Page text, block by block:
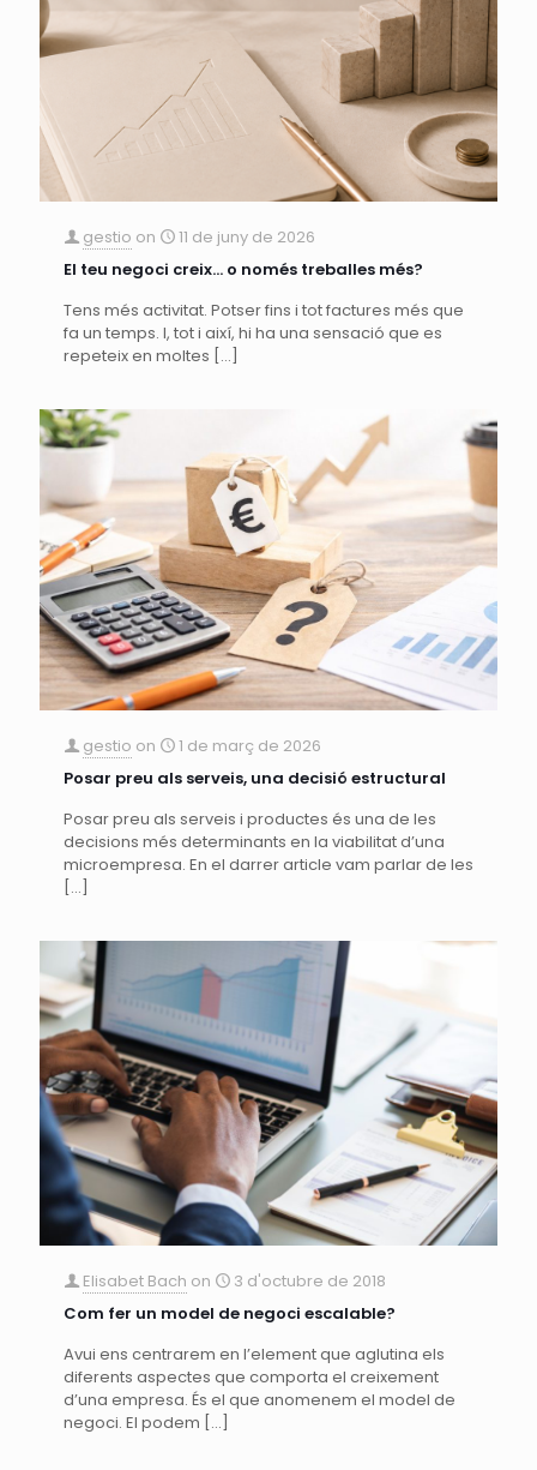
gestio on
11 de juny de 2026
El teu negoci creix… o només treballes més?
Tens més activitat. Potser fins i tot factures més que
fa un temps. I, tot i així, hi ha una sensació que es
repeteix en moltes […]
gestio on
1 de març de 2026
Posar preu als serveis, una decisió estructural
Posar preu als serveis i productes és una de les
decisions més determinants en la viabilitat d’una
microempresa. En el darrer article vam parlar de les
[…]
Elisabet Bach on
3 d'octubre de 2018
Com fer un model de negoci escalable?
Avui ens centrarem en l’element que aglutina els
diferents aspectes que comporta el creixement
d’una empresa. És el que anomenem el model de
negoci. El podem […]